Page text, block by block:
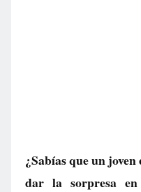
¿Sabías que un joven
dar la sorpresa